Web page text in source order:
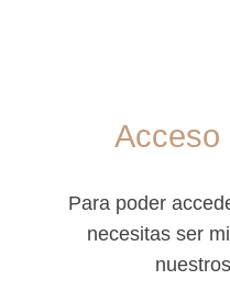
Acceso
Para poder
necesitas ser